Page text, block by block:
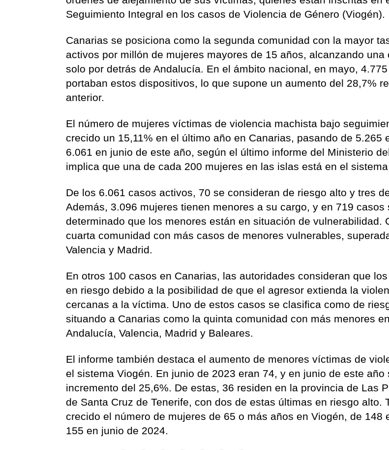
Seguimiento Integral en los casos de Violencia de Género (Viogén).
Canarias se posiciona como la segunda comunidad con la mayor
activos por millón de mujeres mayores de 15 años, alcanzando una
solo por detrás de Andalucía. En el ámbito nacional, en mayo,
portaban estos dispositivos, lo que supone un aumento del 28,7%
anterior.
El número de mujeres víctimas de violencia machista bajo
crecido un 15,11% en el último año en Canarias, pasando de 5.265
6.061 en junio de este año, según el último informe del Ministerio
implica que una de cada 200 mujeres en las islas está en el
De los 6.061 casos activos, 70 se consideran de riesgo alto y tres
Además, 3.096 mujeres tienen menores a su cargo, y en 719 casos
determinado que los menores están en situación de vulnerabilidad.
cuarta comunidad con más casos de menores vulnerables,
Valencia y Madrid.
En otros 100 casos en Canarias, las autoridades consideran que
en riesgo debido a la posibilidad de que el agresor extienda la
cercanas a la víctima. Uno de estos casos se clasifica como de
situando a Canarias como la quinta comunidad con más menores
Andalucía, Valencia, Madrid y Baleares.
El informe también destaca el aumento de menores víctimas de
el sistema Viogén. En junio de 2023 eran 74, y en junio de este año
incremento del 25,6%. De estas, 36 residen en la provincia de Las
de Santa Cruz de Tenerife, con dos de estas últimas en riesgo alto.
crecido el número de mujeres de 65 o más años en Viogén, de 148
155 en junio de 2024.